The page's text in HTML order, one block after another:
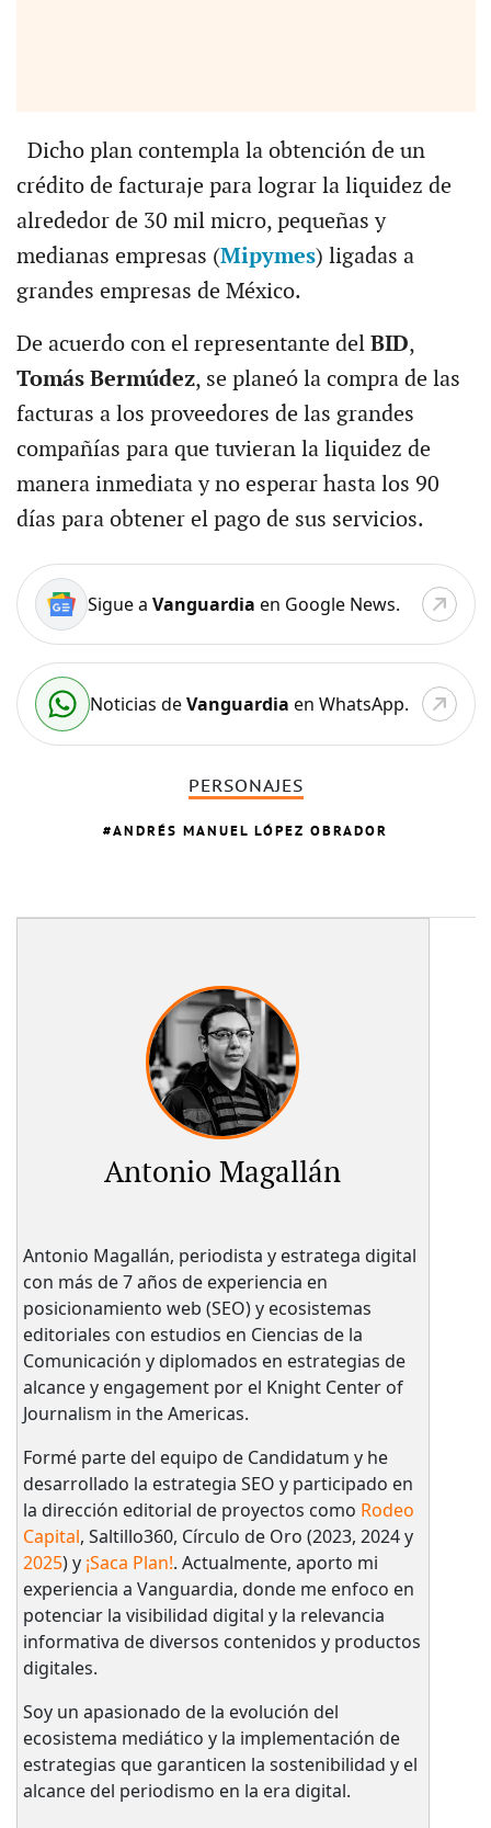
Dicho plan contempla la obtención de un
crédito de facturaje para lograr la liquidez de
alrededor de 30 mil micro, pequeñas y
medianas empresas (Mipymes) ligadas a
grandes empresas de México.
De acuerdo con el representante del BID,
Tomás Bermúdez, se planeó la compra de las
facturas a los proveedores de las grandes
compañías para que tuvieran la liquidez de
manera inmediata y no esperar hasta los 90
días para obtener el pago de sus servicios.
Sigue a Vanguardia en Google News.
Noticias deVanguardia en WhatsApp.
PERSONAJES
ANDRÉS MANUEL LÓPEZ OBRADOR
Antonio Magallán
Antonio Magallán, periodista y estratega digital
con más de 7 años de experiencia en
posicionamiento web (SEO) y ecosistemas
editoriales con estudios en Ciencias de la
Comunicación y diplomados en estrategias de
alcance y engagement por el Knight Center of
Journalism in the Americas.
Formé parte del equipo de Candidatum y he
desarrollado la estrategia SEO y participado en
la dirección editorial de proyectos como Rodeo
Capital, Saltillo360, Círculo de Oro (2023, 2024 y
2025) y ¡Saca Plan!. Actualmente, aporto mi
experiencia a Vanguardia, donde me enfoco en
potenciar la visibilidad digital y la relevancia
informativa de diversos contenidos y productos
digitales.
Soy un apasionado de la evolución del
ecosistema mediático y la implementación de
estrategias que garanticen la sostenibilidad y el
alcance del periodismo en la era digital.